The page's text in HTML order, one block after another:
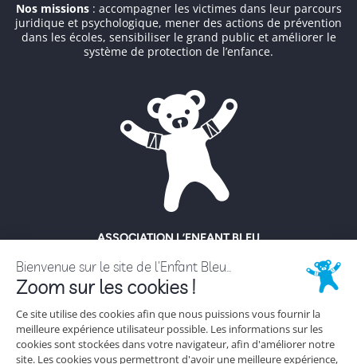
Nos missions: accompagner les victimes dans leur parcours
juridique et psychologique, mener des actions de prévention
dans les écoles, sensibiliser le grand public et améliorer le
système de protection de l’enfance.
ASSOCIATION L’ENFANT BLEU
18 rue Hoche
92130 Issy-Les-Moulineaux
Tél. 01 56 56 62 62
NOUS CONTACTER